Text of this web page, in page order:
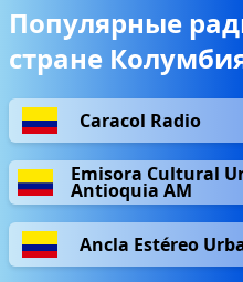
Популярные
стране
Caracol Radio
Emisora Cultural
Antioquia AM
Ancla Estéreo